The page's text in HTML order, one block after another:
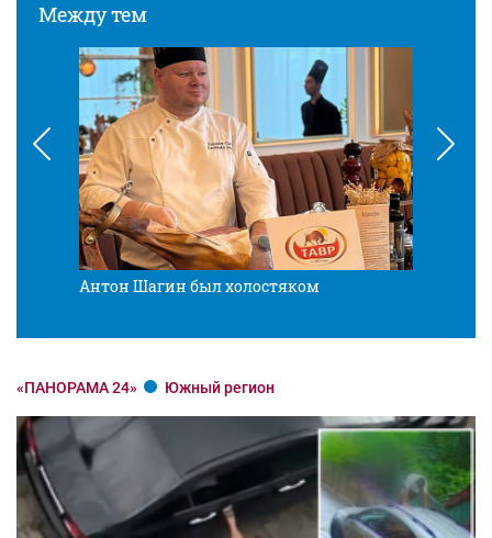
Между тем
Антон Шагин был холостяком
«ПАНОРАМА 24» Южный регион